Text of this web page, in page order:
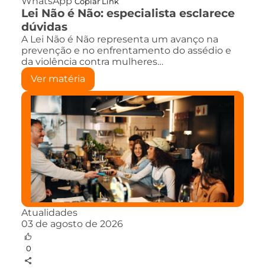
Lei Não é Não: especialista esclarece
dúvidas
A Lei Não é Não representa um avanço na
prevenção e no enfrentamento do assédio e
da violência contra mulheres…
Ver matéria
Atualidades
03 de agosto de 2026
0